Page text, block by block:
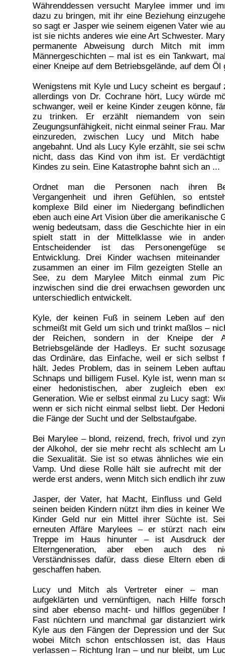
Währenddessen versucht Marylee immer und
dazu zu bringen, mit ihr eine Beziehung
so sagt er Jasper wie seinem eigenen Vater wie
ist sie nichts anderes wie eine Art Schwester.
permanente Abweisung durch Mitch mit
Männergeschichten – mal ist es ein Tankwart,
einer Kneipe auf dem Betriebsgelände, auf dem Öl
Wenigstens mit Kyle und Lucy scheint es bergauf
allerdings von Dr. Cochrane hört, Lucy würde
schwanger, weil er keine Kinder zeugen könne,
zu trinken. Er erzählt niemandem von
Zeugungsunfähigkeit, nicht einmal seiner Frau.
einzureden, zwischen Lucy und Mitch
angebahnt. Und als Lucy Kyle erzählt, sie sei
nicht, dass das Kind von ihm ist. Er
Kindes zu sein. Eine Katastrophe bahnt sich an ...
Ordnet man die Personen nach ihren
Vergangenheit und ihren Gefühlen, so
komplexe Bild einer im Niedergang
eben auch eine Art Vision über die amerikanische
wenig bedeutsam, dass die Geschichte hier in
spielt statt in der Mittelklasse wie in
Entscheidender ist das Personengefüge
Entwicklung. Drei Kinder wachsen
zusammen an einer im Film gezeigten Stelle
See, zu dem Marylee Mitch einmal zum
inzwischen sind die drei erwachsen geworden
unterschiedlich entwickelt.
Kyle, der keinen Fuß in seinem Leben auf
schmeißt mit Geld um sich und trinkt maßlos –
der Reichen, sondern in der Kneipe der
Betriebsgelände der Hadleys. Er sucht
das Ordinäre, das Einfache, weil er sich selbst
hält. Jedes Problem, das in seinem Leben
Schnaps und billigem Fusel. Kyle ist, wenn man
einer hedonistischen, aber zugleich eben
Generation. Wie er selbst einmal zu Lucy sagt:
wenn er sich nicht einmal selbst liebt. Der
die Fänge der Sucht und der Selbstaufgabe.
Bei Marylee – blond, reizend, frech, frivol und
der Alkohol, der sie mehr recht als schlecht am
die Sexualität. Sie ist so etwas ähnliches wie ein
Vamp. Und diese Rolle hält sie aufrecht mit der
werde erst anders, wenn Mitch sich endlich ihr
Jasper, der Vater, hat Macht, Einfluss und Geld
seinen beiden Kindern nützt ihm dies in keiner
Kinder Geld nur ein Mittel ihrer Süchte ist.
erneuten Affäre Marylees – er stürzt nach
Treppe im Haus hinunter – ist Ausdruck
Elterngeneration, aber eben auch des
Verständnisses dafür, dass diese Eltern eben
geschaffen haben.
Lucy und Mitch als Vertreter einer – man
aufgeklärten und vernünftigen, nach Hilfe
sind aber ebenso macht- und hilflos gegenüber
Fast nüchtern und manchmal gar distanziert
Kyle aus den Fängen der Depression und der
wobei Mitch schon entschlossen ist, das
verlassen – Richtung Iran – und nur bleibt, um